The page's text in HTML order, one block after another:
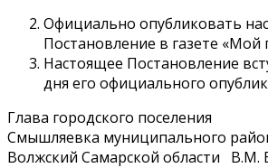
Официально опубликовать
Постановление в газете «Мой
Настоящее Постановление
дня его официального
Глава городского поселения
Смышляевка муниципального
Волжский Самарской области В.М.